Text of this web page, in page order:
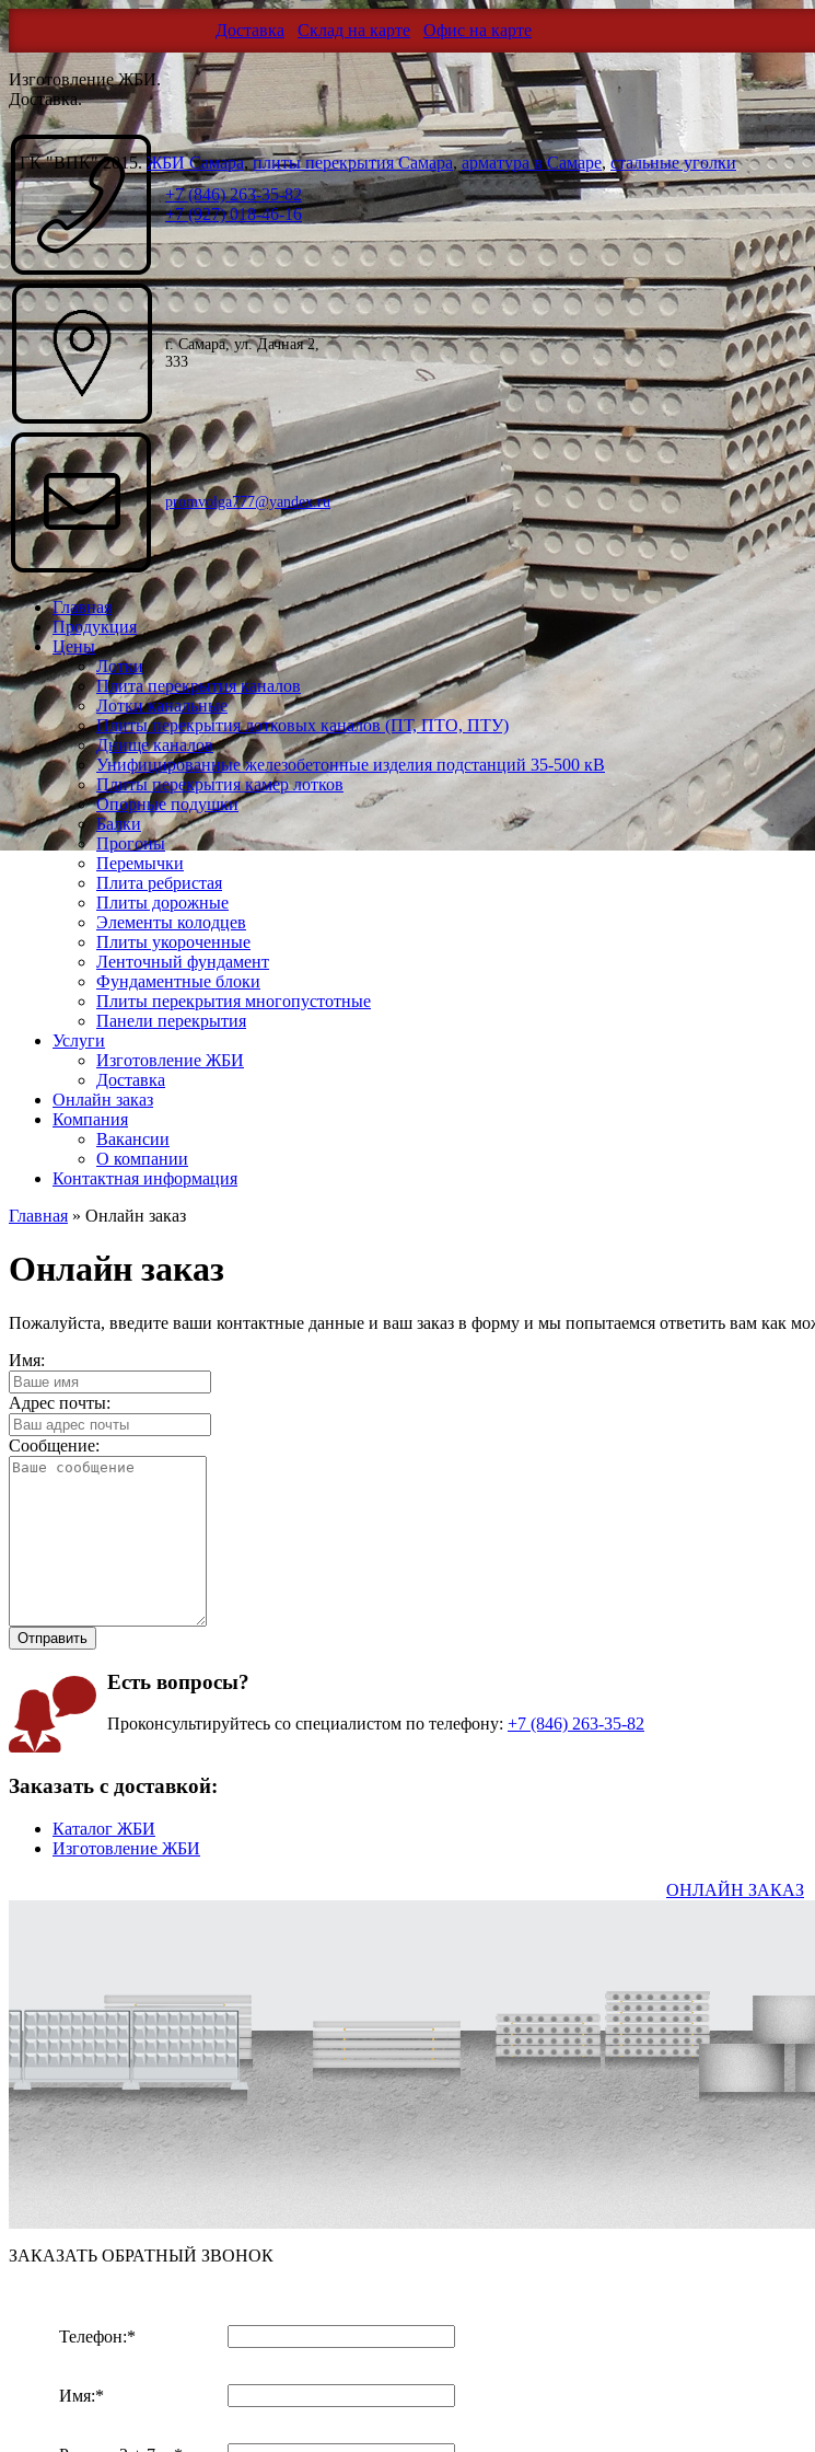
Доставка Склад на карте Офис на карте
Изготовление ЖБИ.
Доставка.
+7 (846) 263-35-82
+7 (927) 018-46-16
г. Самара, ул. Дачная 2,
333
promvolga777@yandex.ru
Главная
Продукция
Цены
Лотки
Плита перекрытия каналов
Лотки канальные
Плиты перекрытия лотковых каналов (ПТ, ПТО, ПТУ)
Днище каналов
Унифицированные железобетонные изделия подстанций 35-500 кВ
Плиты перекрытия камер лотков
Опорные подушки
Балки
Прогоны
Перемычки
Плита ребристая
Плиты дорожные
Элементы колодцев
Плиты укороченные
Ленточный фундамент
Фундаментные блоки
Плиты перекрытия многопустотные
Панели перекрытия
Услуги
Изготовление ЖБИ
Доставка
Онлайн заказ
Компания
Вакансии
О компании
Контактная информация
Главная » Онлайн заказ
Онлайн заказ
Пожалуйста, введите ваши контактные данные и ваш заказ в форму и мы попытаемся ответить вам как
Имя:
Адрес почты:
Сообщение:
Есть вопросы?
Проконсультируйтесь со специалистом по телефону: +7 (846) 263-35-82
Заказать с доставкой:
Каталог ЖБИ
Изготовление ЖБИ
ОНЛАЙН ЗАКАЗ
ГК "ВПК" 2015.ЖБИ Самара,плиты перекрытия Самара,арматура в Самаре,стальные уголки
ЗАКАЗАТЬ ОБРАТНЫЙ ЗВОНОК
Телефон:*
Имя:*